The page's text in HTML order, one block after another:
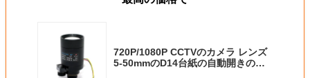
720P/1080P CCTVのカメラ レンズ
5-50mmのD14台紙の自動開きの眺